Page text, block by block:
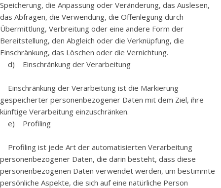
Speicherung, die Anpassung oder Veränderung, das Auslesen,
das Abfragen, die Verwendung, die Offenlegung durch
Übermittlung, Verbreitung oder eine andere Form der
Bereitstellung, den Abgleich oder die Verknüpfung, die
Einschränkung, das Löschen oder die Vernichtung.
d) Einschränkung der Verarbeitung
Einschränkung der Verarbeitung ist die Markierung
gespeicherter personenbezogener Daten mit dem Ziel, ihre
künftige Verarbeitung einzuschränken.
e) Profiling
Profiling ist jede Art der automatisierten Verarbeitung
personenbezogener Daten, die darin besteht, dass diese
personenbezogenen Daten verwendet werden, um bestimmte
persönliche Aspekte, die sich auf eine natürliche Person